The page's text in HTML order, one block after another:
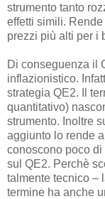
strumento tanto
effetti simili.
prezzi più alti per i
Di conseguenza il
inflazionistico.
strategia QE2. Il
quantitativo)
strumento. Inoltre
aggiunto lo rende
conoscono poco
sul QE2. Perchè
talmente tecnico –
termine ha anche